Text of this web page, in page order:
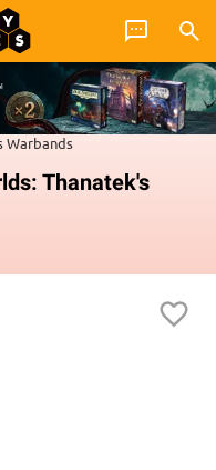
Warbands
Thanatek's